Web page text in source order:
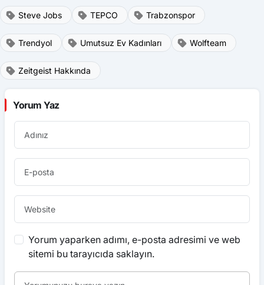
Steve Jobs TEPCO Trabzonspor
Trendyol Umutsuz Ev Kadınları Wolfteam
Zeitgeist Hakkında
Yorum Yaz
Yorum yaparken adımı, e-posta adresimi ve web
sitemi bu tarayıcıda saklayın.